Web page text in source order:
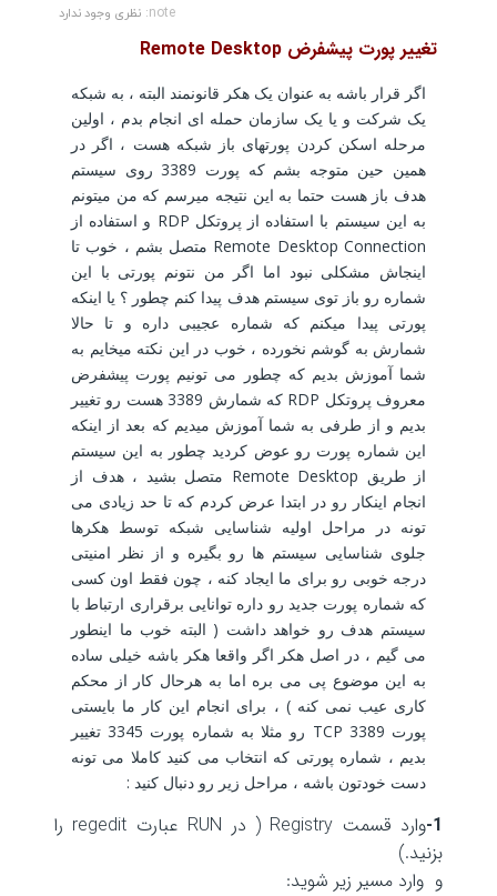
note: نظری وجود ندارد
تغییر پورت پیشفرض Remote Desktop
اگر قرار باشه به عنوان یک هکر قانونمند البته ، به شبکه
یک شرکت و یا یک سازمان حمله ای انجام بدم ، اولین
مرحله اسکن کردن پورتهای باز شبکه هست ، اگر در
همین حین متوجه بشم که پورت 3389 روی سیستم
هدف باز هست حتما به این نتیجه میرسم که من میتونم
به این سیستم با استفاده از پروتکل RDP و استفاده از
Remote Desktop Connection متصل بشم ، خوب تا
اینجاش مشکلی نبود اما اگر من نتونم پورتی با این
شماره رو باز توی سیستم هدف پیدا کنم چطور ؟ یا اینکه
پورتی پیدا میکنم که شماره عجیبی داره و تا حالا
شمارش به گوشم نخورده ، خوب در این نکته میخایم به
شما آموزش بدیم که چطور می تونیم پورت پیشفرض
معروف پروتکل RDP که شمارش 3389 هست رو تغییر
بدیم و از طرفی به شما آموزش میدیم که بعد از اینکه
این شماره پورت رو عوض کردید چطور به این سیستم
از طریق Remote Desktop متصل بشید ، هدف از
انجام اینکار رو در ابتدا عرض کردم که تا حد زیادی می
تونه در مراحل اولیه شناسایی شبکه توسط هکرها
جلوی شناسایی سیستم ها رو بگیره و از نظر امنیتی
درجه خوبی رو برای ما ایجاد کنه ، چون فقط اون کسی
که شماره پورت جدید رو داره توانایی برقراری ارتباط با
سیستم هدف رو خواهد داشت ( البته خوب ما اینطور
می گیم ، در اصل هکر اگر واقعا هکر باشه خیلی ساده
به این موضوع پی می بره اما به هرحال کار از محکم
کاری عیب نمی کنه ) ، برای انجام این کار ما بایستی
پورت TCP 3389 رو مثلا به شماره پورت 3345 تغییر
بدیم ، شماره پورتی که انتخاب می کنید کاملا می تونه
دست خودتون باشه ، مراحل زیر رو دنبال کنید :
1-
وارد قسمت Registry ( در RUN عبارت regedit را
بزنید.)
و وارد مسیر زیر شوید: